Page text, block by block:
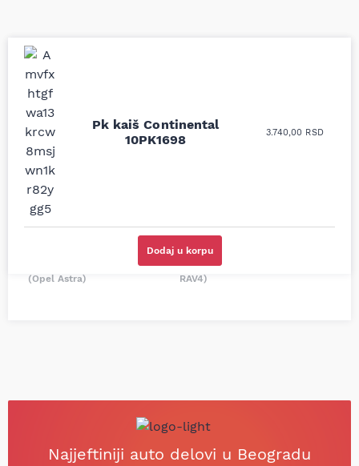
Pk kaiš Continental
10PK1698
3.740,00 RSD
Dodaj u korpu
Uporedila sam sve
moguće online
prodavnice auto delova
i definitivno najbolje
cene su ovde. Kupila
sam više puta auto
delove iz MD Auto. Uvek
dobra preporuka za
proizvođača i
odgovarajuću opremu.
Svetlana Večerinović, Beograd
(Opel Astra)
Nisam bio siguran koji je
tačan naziv i tip
odgovarajućeg
proizvođača.
Stefan Savić, Beograd (Toyota
RAV4)
Najjeftiniji auto delovi u Beogradu